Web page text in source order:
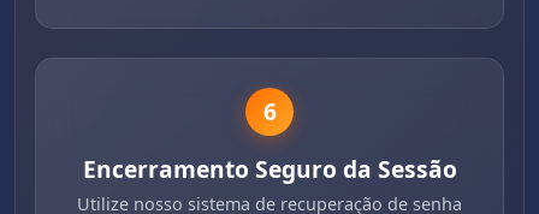
6
Encerramento Seguro da Sessão
Utilize nosso sistema de recuperação de senha